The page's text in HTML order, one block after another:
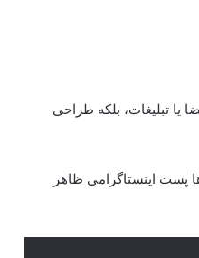
یا تبلیغات، بلکه طراحی
پست اینستاگرامی ظاهر